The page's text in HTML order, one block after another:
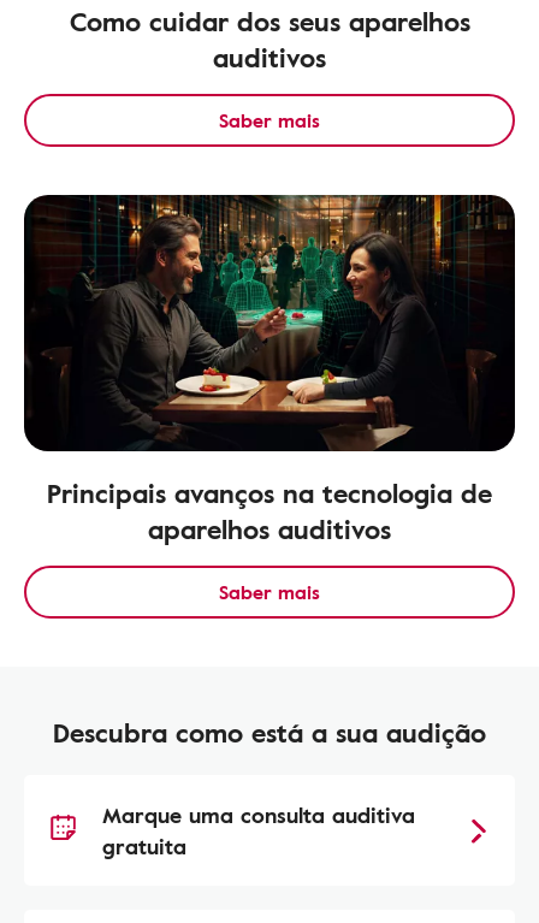
Como cuidar dos seus aparelhos
auditivos
Saber mais
Principais avanços na tecnologia de
aparelhos auditivos
Saber mais
Descubra como está a sua audição
Marque uma consulta auditiva
gratuita